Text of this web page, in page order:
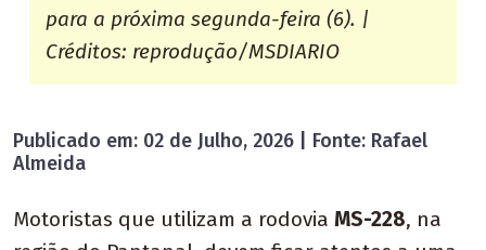
para a próxima segunda-feira (6). |
Créditos: reprodução/MSDIARIO
Publicado em: 02 de Julho, 2026 | Fonte: Rafael
Almeida
Motoristas que utilizam a rodovia MS-228, na